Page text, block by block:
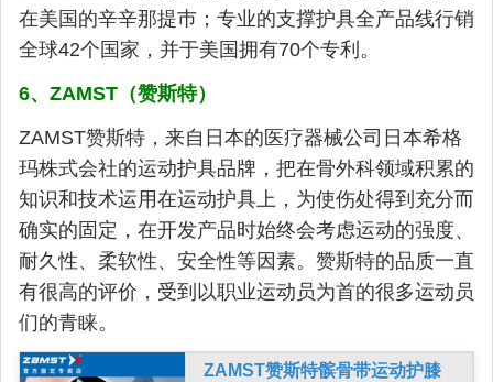
在美国的辛辛那提巿；专业的支撑护具全产品线行销
全球42个国家，并于美国拥有70个专利。
6、ZAMST（赞斯特）
ZAMST赞斯特，来自日本的医疗器械公司日本希格
玛株式会社的运动护具品牌，把在骨外科领域积累的
知识和技术运用在运动护具上，为使伤处得到充分而
确实的固定，在开发产品时始终会考虑运动的强度、
耐久性、柔软性、安全性等因素。赞斯特的品质一直
有很高的评价，受到以职业运动员为首的很多运动员
们的青睐。
ZAMST赞斯特髌骨带运动护膝